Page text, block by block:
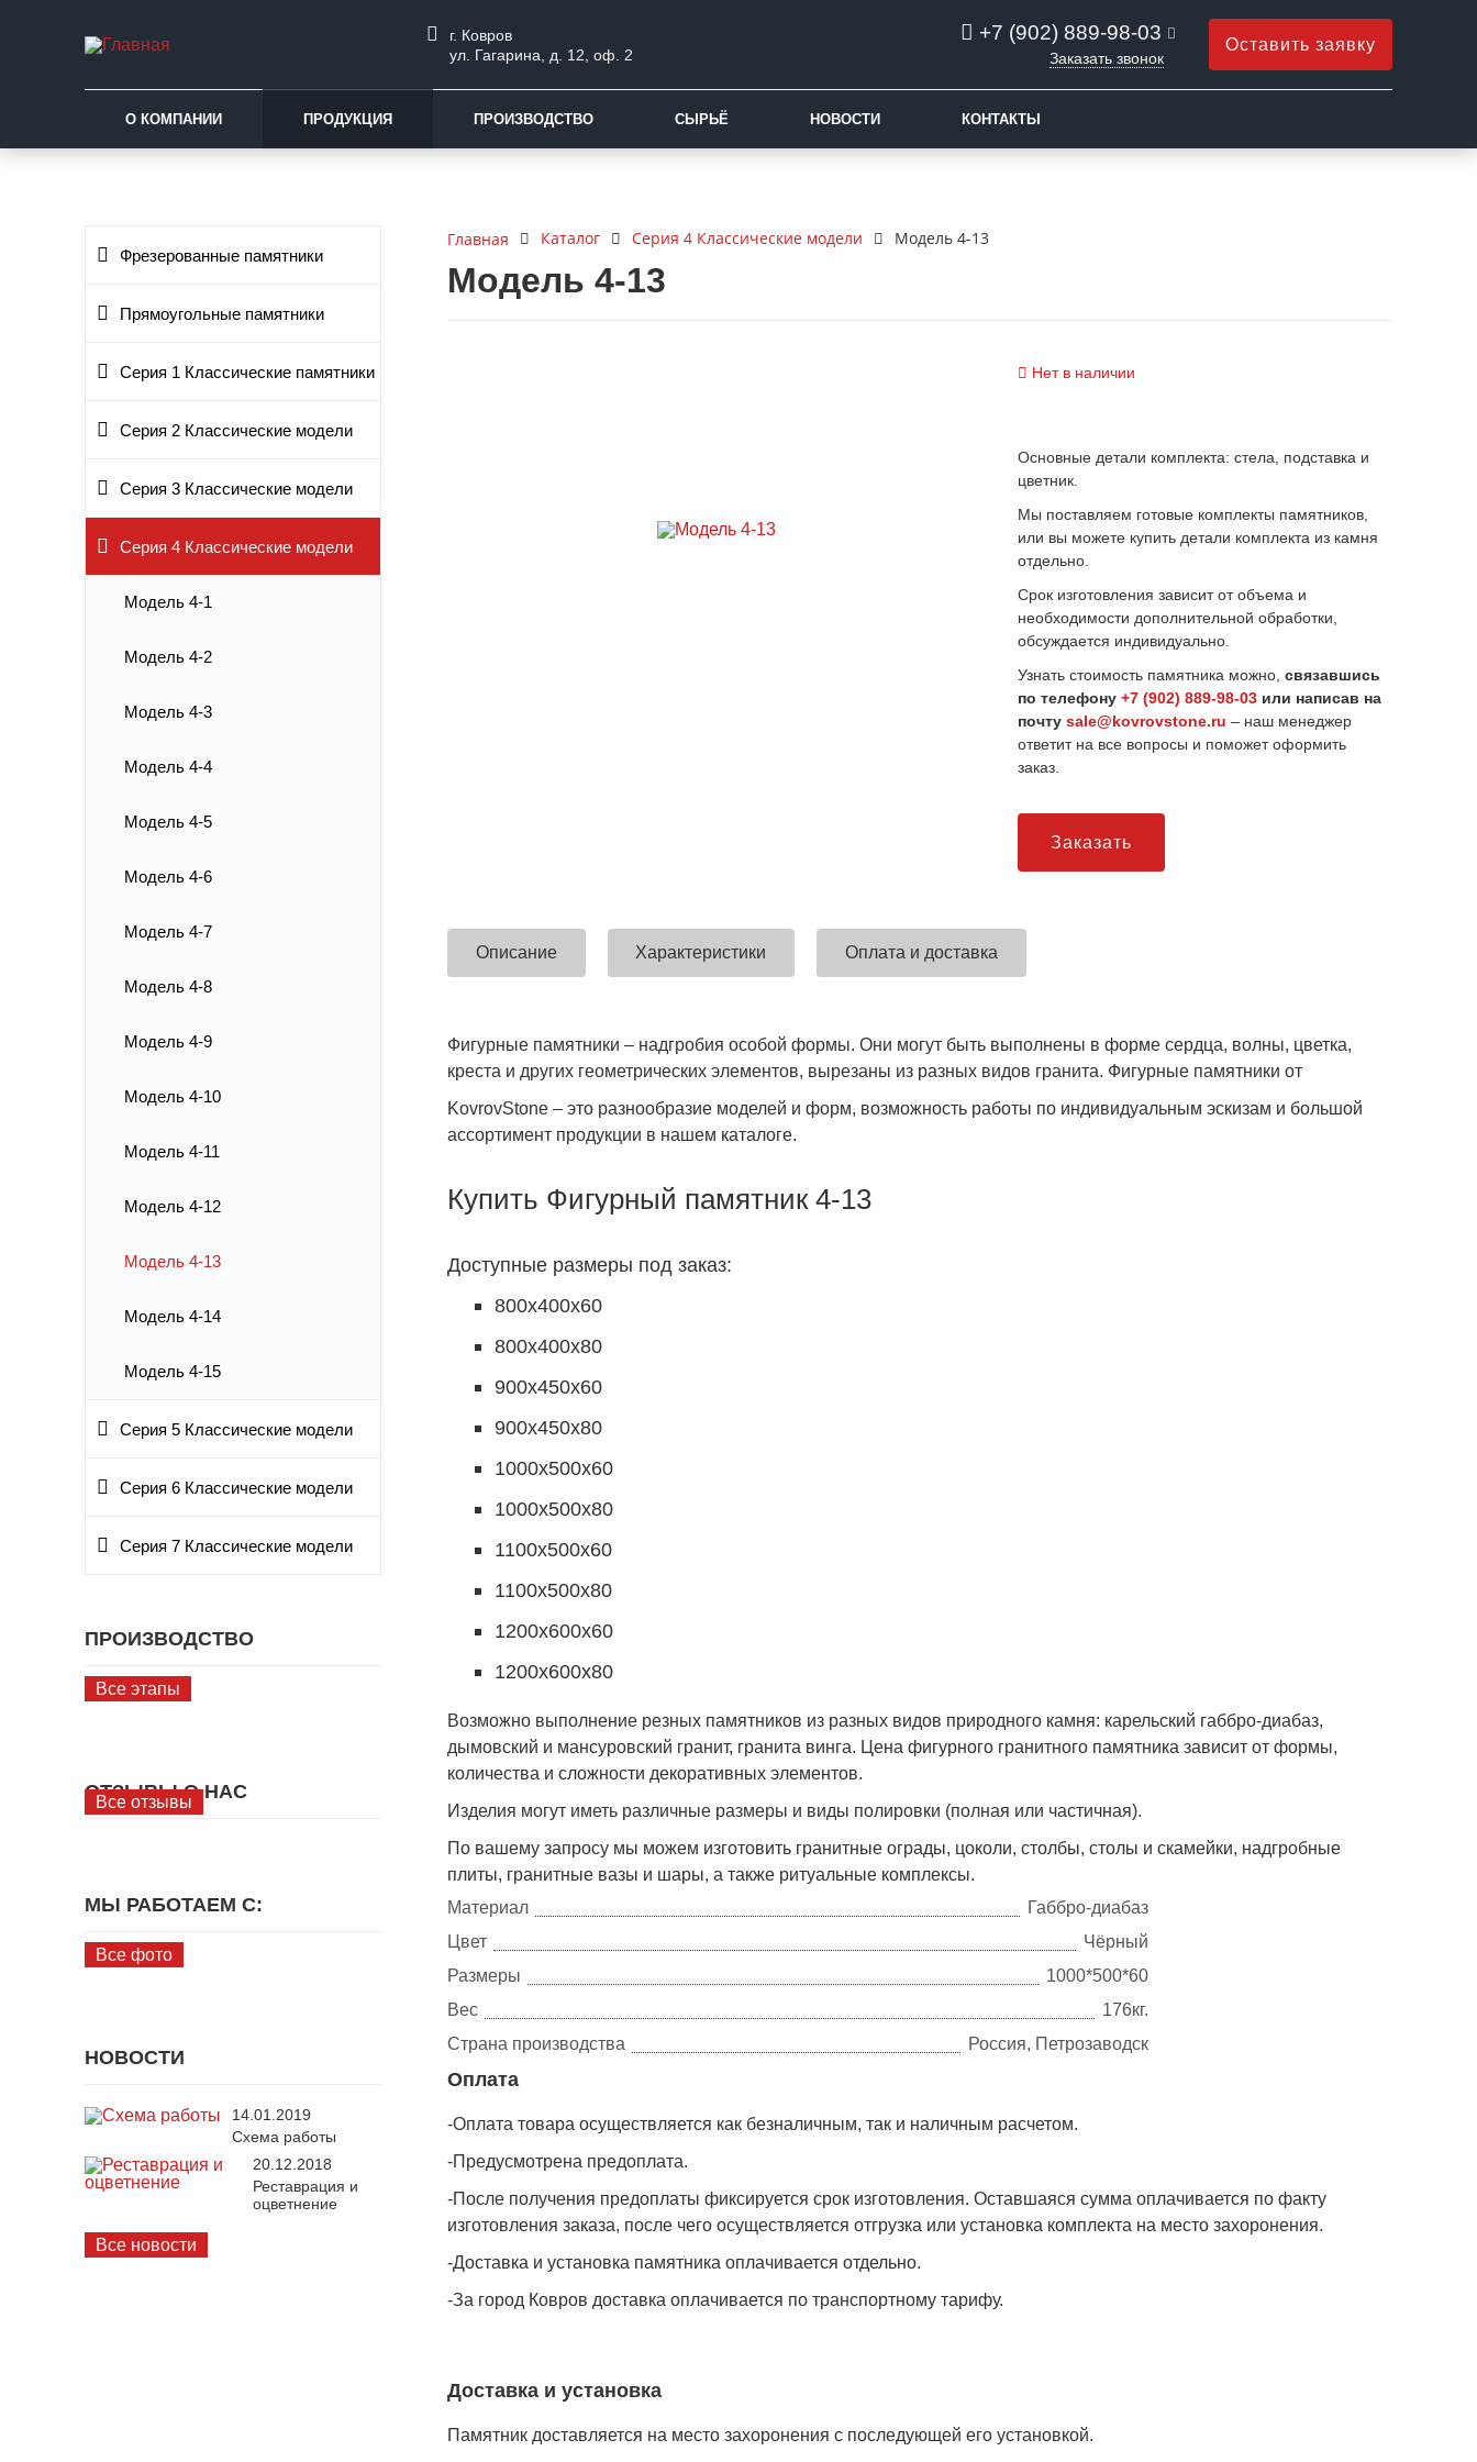
г. Ковров
ул. Гагарина, д. 12, оф. 2
+7 (902) 889-98-03
Заказать звонок
Оставить заявку
О КОМПАНИИ ПРОДУКЦИЯ ПРОИЗВОДСТВО СЫРЬЁ НОВОСТИ КОНТАКТЫ
Фрезерованные памятники
Прямоугольные памятники
Серия 1 Классические памятники
Серия 2 Классические модели
Серия 3 Классические модели
Серия 4 Классические модели
Модель 4-1
Модель 4-2
Модель 4-3
Модель 4-4
Модель 4-5
Модель 4-6
Модель 4-7
Модель 4-8
Модель 4-9
Модель 4-10
Модель 4-11
Модель 4-12
Модель 4-13
Модель 4-14
Модель 4-15
Серия 5 Классические модели
Серия 6 Классические модели
Серия 7 Классические модели
ПРОИЗВОДСТВО
Все этапы
ОТЗЫВЫ О НАС
Все отзывы
МЫ РАБОТАЕМ С:
Все фото
НОВОСТИ
14.01.2019
Схема работы
20.12.2018
Реставрация и
оцветнение
Все новости
Главная Каталог Серия 4 Классические модели Модель 4-13
Модель 4-13
Нет в наличии
Основные детали комплекта: стела, подставка и
цветник.
Мы поставляем готовые комплекты памятников,
или вы можете купить детали комплекта из камня
отдельно.
Срок изготовления зависит от объема и
необходимости дополнительной обработки,
обсуждается индивидуально.
Узнать стоимость памятника можно,связавшись
по телефону+7 (902) 889-98-03 или написав на
почтуsale@kovrovstone.ru – наш менеджер
ответит на все вопросы и поможет оформить
заказ.
Заказать
Описание Характеристики Оплата и доставка
Фигурные памятники – надгробия особой формы. Они могут быть выполнены в форме сердца, волны, цветка,
креста и других геометрических элементов, вырезаны из разных видов гранита. Фигурные памятники от
KovrovStone – это разнообразие моделей и форм, возможность работы по индивидуальным эскизам и большой
ассортимент продукции в нашем каталоге.
Купить Фигурный памятник 4-13
Доступные размеры под заказ:
800х400х60
800х400х80
900х450х60
900х450х80
1000х500х60
1000х500х80
1100х500х60
1100х500х80
1200х600х60
1200х600х80
Возможно выполнение резных памятников из разных видов природного камня: карельский габбро-диабаз,
дымовский и мансуровский гранит, гранита винга. Цена фигурного гранитного памятника зависит от формы,
количества и сложности декоративных элементов.
Изделия могут иметь различные размеры и виды полировки (полная или частичная).
По вашему запросу мы можем изготовить гранитные ограды, цоколи, столбы, столы и скамейки, надгробные
плиты, гранитные вазы и шары, а также ритуальные комплексы.
Материал
Габбро-диабаз
Цвет
Чёрный
Размеры
1000*500*60
Вес
176кг.
Страна производства
Россия, Петрозаводск
Оплата
-Оплата товара осуществляется как безналичным, так и наличным расчетом.
-Предусмотрена предоплата.
-После получения предоплаты фиксируется срок изготовления. Оставшаяся сумма оплачивается по факту
изготовления заказа, после чего осуществляется отгрузка или установка комплекта на место захоронения.
-Доставка и установка памятника оплачивается отдельно.
-За город Ковров доставка оплачивается по транспортному тарифу.
Доставка и установка
Памятник доставляется на место захоронения с последующей его установкой.